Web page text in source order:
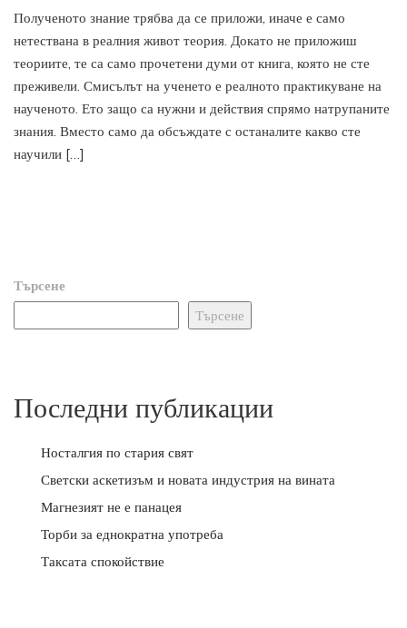
Полученото знание трябва да се приложи, иначе е само
нетествана в реалния живот теория. Докато не приложиш
теориите, те са само прочетени думи от книга, която не сте
преживели. Смисълът на ученето е реалното практикуване на
наученото. Ето защо са нужни и действия спрямо натрупаните
знания. Вместо само да обсъждате с останалите какво сте
научили […]
Търсене
Търсене
Последни публикации
Носталгия по стария свят
Светски аскетизъм и новата индустрия на вината
Магнезият не е панацея
Торби за еднократна употреба
Таксата спокойствие